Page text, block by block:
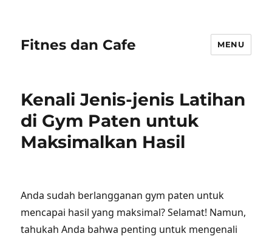
Fitnes dan Cafe MENU
Kenali Jenis-jenis Latihan
di Gym Paten untuk
Maksimalkan Hasil
Anda sudah berlangganan gym paten untuk
mencapai hasil yang maksimal? Selamat! Namun,
tahukah Anda bahwa penting untuk mengenali